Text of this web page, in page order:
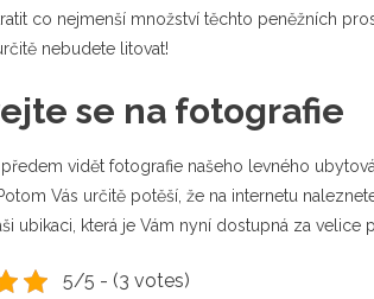
co nejmenší množství těchto peněžních
nebudete litovat!
se na fotografie
vidět fotografie našeho levného
Vás určitě potěší, že na internetu
ubikaci, která je Vám nyní dostupná za velice
5/5 - (3 votes)